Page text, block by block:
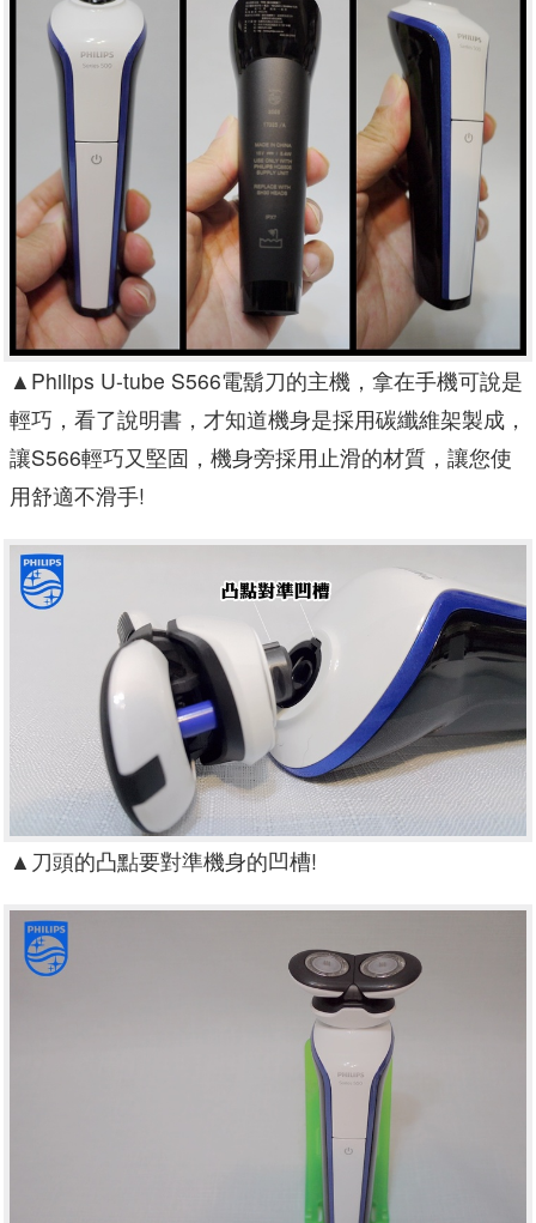
▲ Philips U-tube S566電鬍刀的主機，拿在手機可說是
輕巧，看了說明書，才知道機身是採用碳纖維架製成，
讓S566輕巧又堅固，機身旁採用止滑的材質，讓您使
用舒適不滑手!
▲ 刀頭的凸點要對準機身的凹槽!